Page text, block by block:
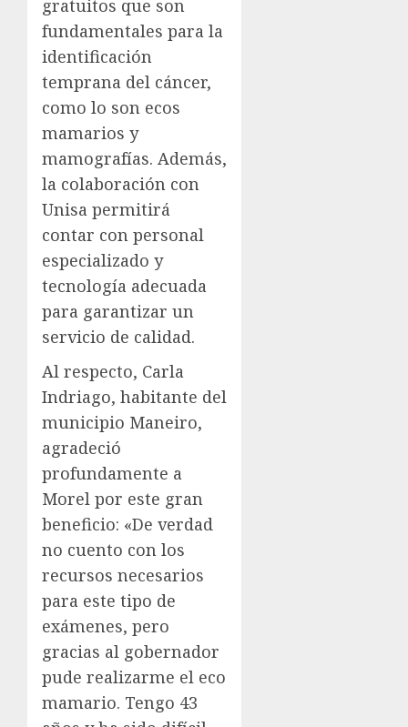
gratuitos que son
fundamentales para la
identificación
temprana del cáncer,
como lo son ecos
mamarios y
mamografías. Además,
la colaboración con
Unisa permitirá
contar con personal
especializado y
tecnología adecuada
para garantizar un
servicio de calidad.
Al respecto, Carla
Indriago, habitante del
municipio Maneiro,
agradeció
profundamente a
Morel por este gran
beneficio: «De verdad
no cuento con los
recursos necesarios
para este tipo de
exámenes, pero
gracias al gobernador
pude realizarme el eco
mamario. Tengo 43